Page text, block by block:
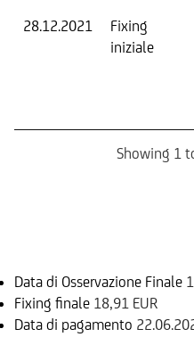
28.12.2021
Fixing
iniziale
Showing 1
Data di Osservazione Finale
Fixing finale 18,91 EUR
Data di pagamento